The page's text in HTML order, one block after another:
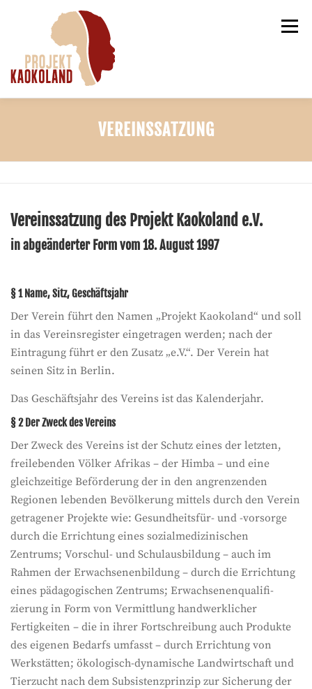
Menü
PROJEKTVORSCHLÄGE KONTAKT
VEREINSSATZUNG
Vereinssatzung des Projekt Kaokoland e.V.
in abgeänderter Form vom 18. August 1997
§ 1 Name, Sitz, Geschäftsjahr
Der Verein führt den Namen „Projekt Kaokoland“ und soll
in das Vereinsregister eingetragen werden; nach der
Eintragung führt er den Zusatz „e.V.“. Der Verein hat
seinen Sitz in Berlin.
Das Geschäftsjahr des Vereins ist das Kalenderjahr.
§ 2 Der Zweck des Vereins
Der Zweck des Vereins ist der Schutz eines der letzten,
freilebenden Völker Afrikas – der Himba – und eine
gleichzeitige Beförderung der in den angrenzenden
Regionen lebenden Bevölkerung mittels durch den Verein
getragener Projekte wie: Gesundheitsfür- und -vorsorge
durch die Errichtung eines sozialmedizinischen
Zentrums; Vorschul- und Schulausbildung – auch im
Rahmen der Erwachsenenbildung – durch die Errichtung
eines pädagogischen Zentrums; Erwachsenenqualifi-
zierung in Form von Vermittlung handwerklicher
Fertigkeiten – die in ihrer Fortschreibung auch Produkte
des eigenen Bedarfs umfasst – durch Errichtung von
Werkstätten; ökologisch-dynamische Landwirtschaft und
Tierzucht nach dem Subsistenzprinzip zur Sicherung der